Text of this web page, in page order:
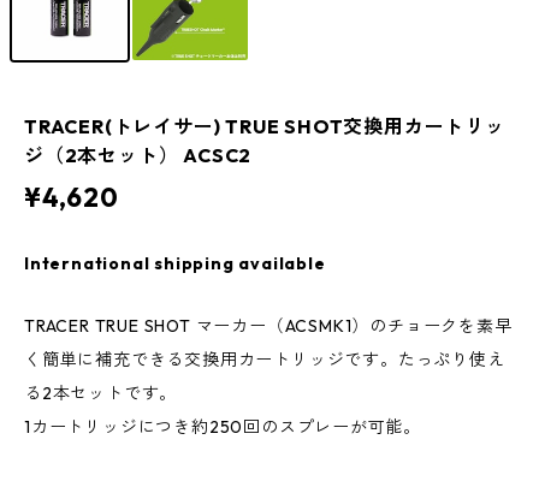
TRACER(トレイサー) TRUE SHOT交換用カートリッ
ジ（2本セット） ACSC2
¥4,620
International shipping available
TRACER TRUE SHOT マーカー（ACSMK1）のチョークを素早
く簡単に補充できる交換用カートリッジです。たっぷり使え
る2本セットです。
1カートリッジにつき約250回のスプレーが可能。